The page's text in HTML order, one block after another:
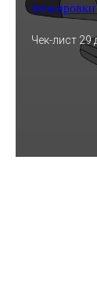
Чек-лист 29